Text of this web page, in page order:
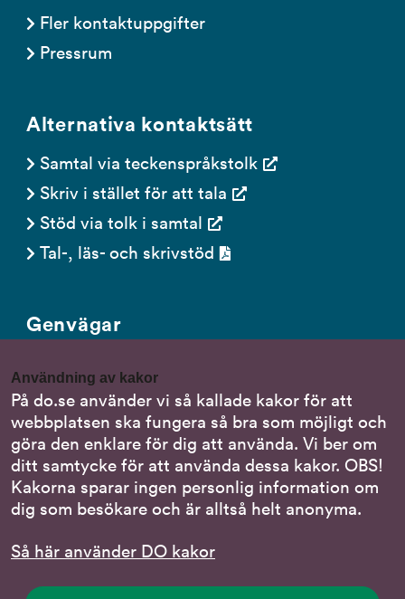
Användning av kakor
På do.se använder vi så kallade kakor för att
webbplatsen ska fungera så bra som möjligt och
göra den enklare för dig att använda. Vi ber om
ditt samtycke för att använda dessa kakor. OBS!
Kakorna sparar ingen personlig information om
dig som besökare och är alltså helt anonyma.
Så här använder DO kakor
Fler kontaktuppgifter
Pressrum
Alternativa kontaktsätt
Samtal via teckenspråkstolk
Skriv i stället för att tala
Stöd via tolk i samtal
Tal-, läs- och skrivstöd
Genvägar
Nationella minoritetsspråk
Om DO:s webbplats
Behandling av personuppgifter
Följ oss
DO på LinkedIn